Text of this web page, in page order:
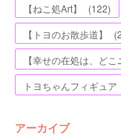
【ねこ処Art】
(122)
【トヨのお散歩道】
(2
【幸せの在処は、どこ
トヨちゃんフィギュア
アーカイブ